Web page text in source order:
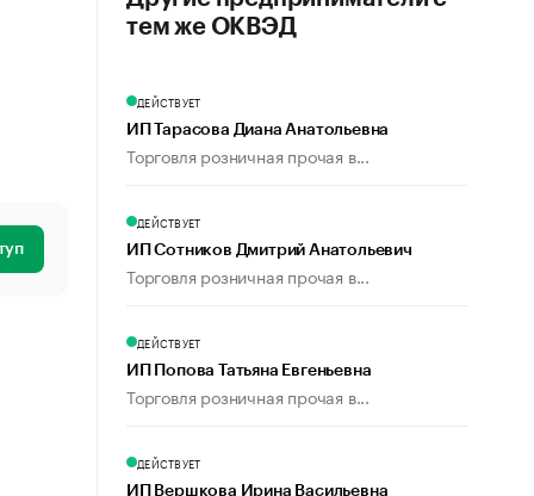
тем же ОКВЭД
ДЕЙСТВУЕТ
ИП Тарасова Диана Анатольевна
Торговля розничная прочая в...
ДЕЙСТВУЕТ
ИП Сотников Дмитрий Анатольевич
Торговля розничная прочая в...
ДЕЙСТВУЕТ
ИП Попова Татьяна Евгеньевна
Торговля розничная прочая в...
ДЕЙСТВУЕТ
ИП Вершкова Ирина Васильевна